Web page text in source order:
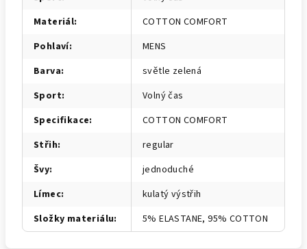
Materiál:
COTTON COMFORT
Pohlaví:
MENS
Barva:
světle zelená
Sport:
Volný čas
Specifikace:
COTTON COMFORT
Střih:
regular
Švy:
jednoduché
Límec:
kulatý výstřih
Složky materiálu: 5% ELASTANE, 95% COTTON